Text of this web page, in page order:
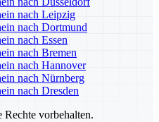
nach Leipzig
nach Dortmund
nach Essen
nach Bremen
nach Hannover
nach Nürnberg
nach Dresden
vorbehalten.